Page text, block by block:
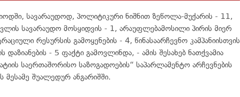
სავარაუდოდ, პოლიტიკური ნიშნით ზეწოლა-მუქარის - 11,
სავარაუდო მოსყიდვის - 1, არაუფლებამოსილი პირის მიერ
რესურსის გამოყენების - 4, წინასაარჩევნო კამპანიისთვის
- 5 ფაქტი გამოვლინდა, - ამის შესახებ ნათქვამია
საერთაშორისო საზოგადოების“ საპარლამენტო არჩევნების
მესამე შუალედურ ანგარიშში.